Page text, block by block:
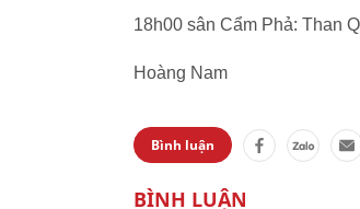
18h00 sân Cẩm Phả: Than
Hoàng Nam
Bình luận